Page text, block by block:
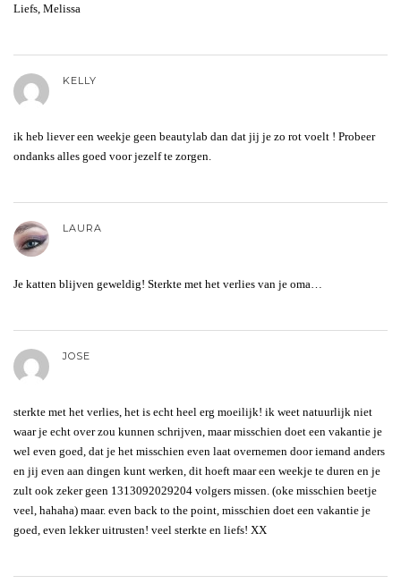
Liefs, Melissa
KELLY
ik heb liever een weekje geen beautylab dan dat jij je zo rot voelt ! Probeer
ondanks alles goed voor jezelf te zorgen.
LAURA
Je katten blijven geweldig! Sterkte met het verlies van je oma…
JOSE
sterkte met het verlies, het is echt heel erg moeilijk! ik weet natuurlijk niet
waar je echt over zou kunnen schrijven, maar misschien doet een vakantie je
wel even goed, dat je het misschien even laat overnemen door iemand anders
en jij even aan dingen kunt werken, dit hoeft maar een weekje te duren en je
zult ook zeker geen 1313092029204 volgers missen. (oke misschien beetje
veel, hahaha) maar. even back to the point, misschien doet een vakantie je
goed, even lekker uitrusten! veel sterkte en liefs! XX